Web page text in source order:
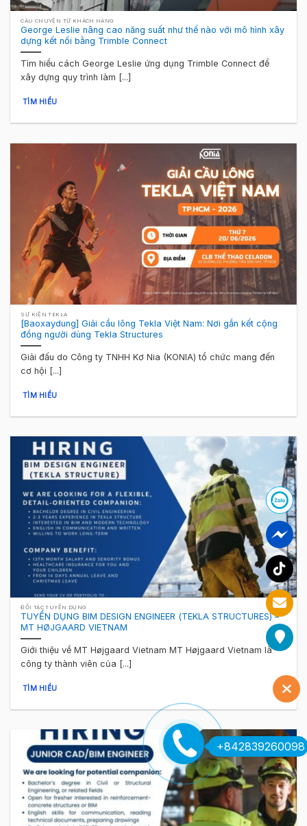
CÂU CHUYỆN TỪ KHÁCH HÀNG
George Leslie nâng cao năng suất như thế nào với mô hình xây
dựng kết nối bằng Trimble Connect
Tìm hiểu cách George Leslie ứng dụng Trimble Connect để
xây dựng quy trình làm [...]
TÌM HIỂU
SỰ KIỆN TEKLA
[Baoxaydung] Giải cầu lông Tekla Việt Nam: Nơi gắn kết cộng
đồng người dùng Tekla Structures
Giải đấu do Công ty TNHH Kơ Nia (KONIA) tổ chức mang đến
cơ hội [...]
TÌM HIỂU
ĐỐI TÁC TUYỂN DỤNG
TUYỂN DỤNG BIM DESIGN ENGINEER (TEKLA STRUCTURES) –
MT HØJGAARD VIETNAM
Giới thiệu về MT Højgaard Vietnam MT Højgaard Vietnam là
công ty thành viên của [...]
TÌM HIỂU
+842839260098